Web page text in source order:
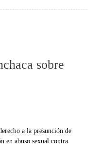
sobre
a la presunción de
en abuso sexual contra